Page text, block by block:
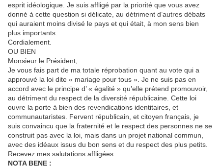
esprit idéologique. Je suis affligé par la priorité que vous avez
donné à cette question si délicate, au détriment d’autres débats
qui auraient moins divisé le pays et qui était, à mon sens bien
plus importants.
Cordialement.
OU BIEN
Monsieur le Président,
Je vous fais part de ma totale réprobation quant au vote qui a
approuvé la loi dite « mariage pour tous ». Je ne suis pas en
accord avec le principe d’ « égalité » qu’elle prétend promouvoir,
au détriment du respect de la diversité républicaine. Cette loi
ouvre la porte à bien des revendications identitaires, et
communautaristes. Fervent républicain, et citoyen français, je
suis convaincu que la fraternité et le respect des personnes ne se
construit pas avec la loi, mais dans un projet national commun,
avec des idéaux issus du bon sens et du respect des plus petits.
Recevez mes salutations affligées.
NOTA BENE :